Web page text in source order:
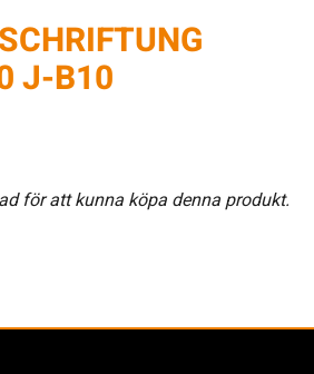
J-B10
för att kunna köpa denna produkt.